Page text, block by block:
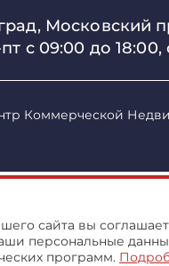
Московский
с 09:00 до18:00,
Коммерческой
сайта вы
персональные
программ.